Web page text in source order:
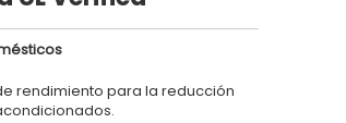
rendimiento para la reducción